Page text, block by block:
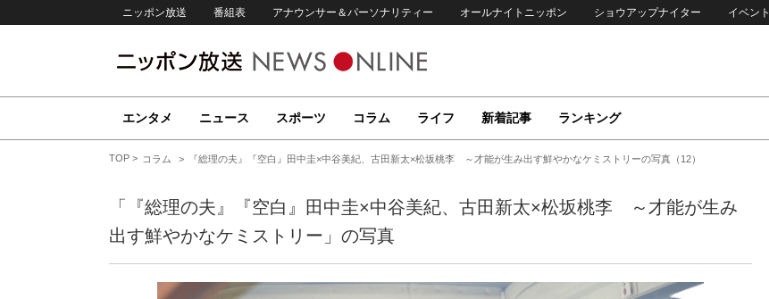
ニッポン放送 番組表 アナウンサー＆パーソナリティー オールナイトニッポン ショウアップナイター イベント
エンタメ ニュース スポーツ コラム ライフ 新着記事 ランキング
TOP コラム 『総理の夫』『空白』田中圭×中谷美紀、古田新太×松坂桃李 ～才能が生み出す鮮やかなケミストリーの写真（12）
「『総理の夫』『空白』田中圭×中谷美紀、古田新太×松坂桃李 ～才能が生み
出す鮮やかなケミストリー」の写真